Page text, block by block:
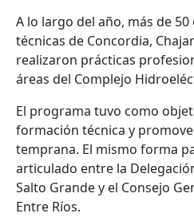
A lo largo del año, más de
técnicas de Concordia,
realizaron prácticas
áreas del Complejo
El programa tuvo como
formación técnica y
temprana. El mismo forma
articulado entre la
Salto Grande y el Consejo
Entre Ríos.